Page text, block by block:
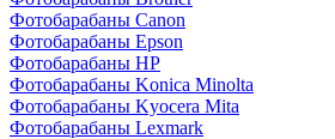
Фотобарабаны Canon
Фотобарабаны Epson
Фотобарабаны HP
Фотобарабаны Konica Minolta
Фотобарабаны Kyocera Mita
Фотобарабаны Lexmark